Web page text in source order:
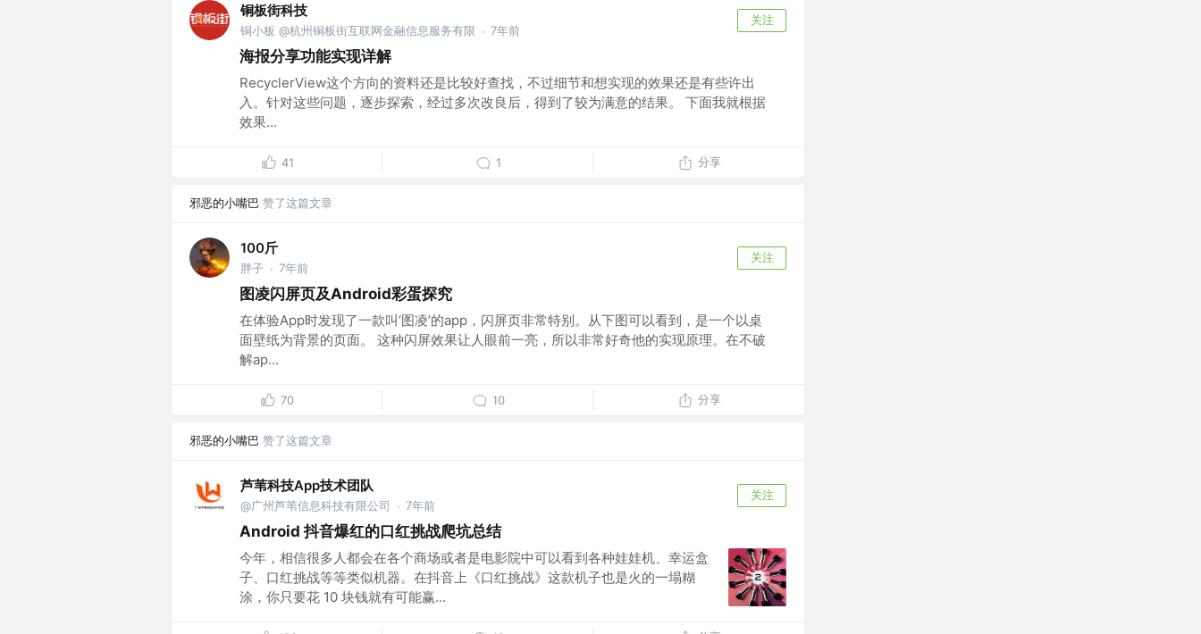
铜板街科技
铜小板 @杭州铜板街互联网金融信息服务有限 · 7年前
关注
海报分享功能实现详解
RecyclerView这个方向的资料还是比较好查找，不过细节和想实现的效果还是有些许出
入。针对这些问题，逐步探索，经过多次改良后，得到了较为满意的结果。 下面我就根据
效果...
41 1 分享
邪恶的小嘴巴 赞了这篇文章
100斤
胖子 · 7年前
关注
图凌闪屏页及Android彩蛋探究
在体验App时发现了一款叫‘图凌’的app，闪屏页非常特别。从下图可以看到，是一个以桌
面壁纸为背景的页面。 这种闪屏效果让人眼前一亮，所以非常好奇他的实现原理。在不破
解ap...
70 10 分享
邪恶的小嘴巴 赞了这篇文章
芦苇科技App技术团队
@广州芦苇信息科技有限公司 · 7年前
关注
Android 抖音爆红的口红挑战爬坑总结
今年，相信很多人都会在各个商场或者是电影院中可以看到各种娃娃机、幸运盒
子、口红挑战等等类似机器。在抖音上《口红挑战》这款机子也是火的一塌糊
涂，你只要花 10 块钱就有可能赢...